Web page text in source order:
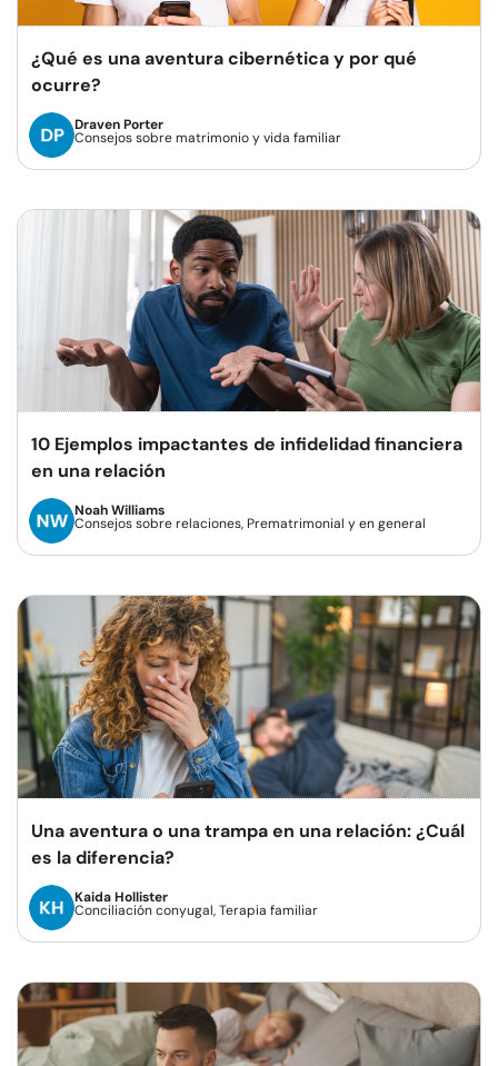
¿Qué es una aventura cibernética y por qué
ocurre?
Draven Porter
Consejos sobre matrimonio y vida familiar
10 Ejemplos impactantes de infidelidad financiera
en una relación
Noah Williams
Consejos sobre relaciones, Prematrimonial y en general
Una aventura o una trampa en una relación: ¿Cuál
es la diferencia?
Kaida Hollister
Conciliación conyugal, Terapia familiar